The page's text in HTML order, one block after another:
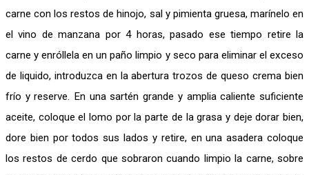
carne con los restos de hinojo, sal y pimienta gruesa, marínelo en
el vino de manzana por 4 horas, pasado ese tiempo retire la
carne y enróllela en un paño limpio y seco para eliminar el exceso
de liquido, introduzca en la abertura trozos de queso crema bien
frío y reserve. En una sartén grande y amplia caliente suficiente
aceite, coloque el lomo por la parte de la grasa y deje dorar bien,
dore bien por todos sus lados y retire, en una asadera coloque
los restos de cerdo que sobraron cuando limpio la carne, sobre